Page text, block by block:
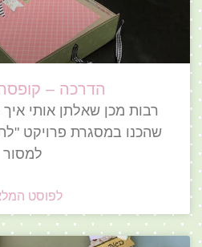
הדרכה –
רבות מכן שאלתן אותי
שהכנו במסגרת פרויקט
למסור
לפוסט